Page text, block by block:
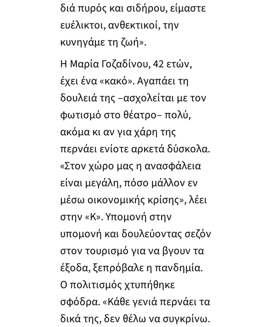
διά πυρός και σιδήρου, είμαστε
ευέλικτοι, ανθεκτικοί, την
κυνηγάμε τη ζωή».
Η Μαρία Γοζαδίνου, 42 ετών,
έχει ένα «κακό». Αγαπάει τη
δουλειά της –ασχολείται με τον
φωτισμό στο θέατρο– πολύ,
ακόμα κι αν για χάρη της
περνάει ενίοτε αρκετά δύσκολα.
«Στον χώρο μας η ανασφάλεια
είναι μεγάλη, πόσο μάλλον εν
μέσω οικονομικής κρίσης», λέει
στην «Κ». Υπομονή στην
υπομονή και δουλεύοντας σεζόν
στον τουρισμό για να βγουν τα
έξοδα, ξεπρόβαλε η πανδημία.
Ο πολιτισμός χτυπήθηκε
σφόδρα. «Κάθε γενιά περνάει τα
δικά της, δεν θέλω να συγκρίνω.